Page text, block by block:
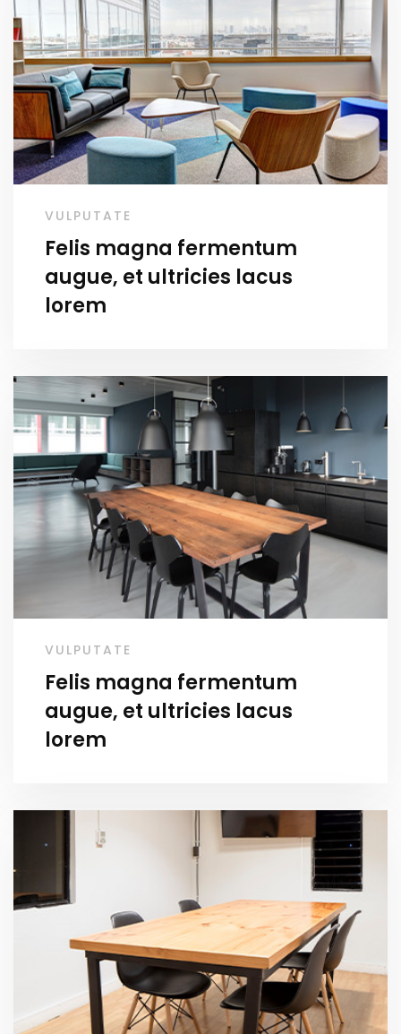
VULPUTATE
Felis magna fermentum
augue, et ultricies lacus
lorem
VULPUTATE
Felis magna fermentum
augue, et ultricies lacus
lorem